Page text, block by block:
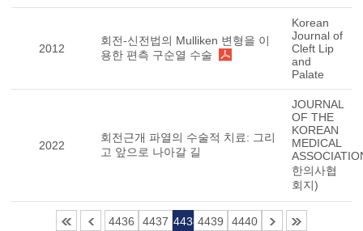
2012
회전-신전법의 Mulliken 변형을 이
용한 편측 구순열 수술
Korean
Journal of
Cleft Lip
and
Palate
2022
회전근개 파열의 수술적 치료: 그리
고 앞으로 나아갈 길
JOURNAL
OF THE
KOREAN
MEDICAL
한의사협
회지)
4436 4437 44384439 4440